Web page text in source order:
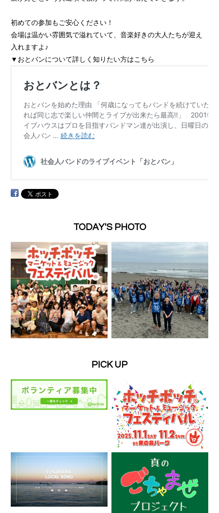
初めての参加もご安心ください！
会場は温かい雰囲気で溢れていて、音楽好きの大人たちが迎え
入れますよ♪
▼おとバンについて詳しく知りたい方はこちら
TODAY'S PHOTO
PICK UP